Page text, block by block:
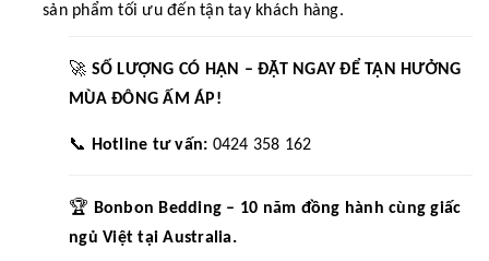
sản phẩm tối ưu đến tận tay khách hàng.
🚀 SỐ LƯỢNG CÓ HẠN – ĐẶT NGAY ĐỂ TẬN HƯỞNG
MÙA ĐÔNG ẤM ÁP!
📞 Hotline tư vấn: 0424 358 162
🏆 Bonbon Bedding – 10 năm đồng hành cùng giấc
ngủ Việt tại Australia.